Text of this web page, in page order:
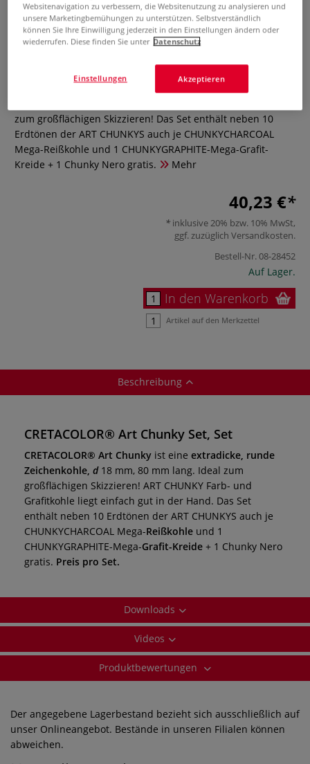
CRETACOLOR® Art Chunky Set
0 Bewertungen
zum großflächigen Skizzieren! Das Set enthält neben 10
Erdtönen der ART CHUNKYS auch je CHUNKYCHARCOAL
Mega-Reißkohle und 1 CHUNKYGRAPHITE-Mega-Grafit-
Kreide + 1 Chunky Nero gratis.
Mehr
40,23 €
inklusive 20% bzw. 10% MwSt,
ggf. zuzüglich Versandkosten.
Bestell-Nr.08-28452
Auf Lager.
In den Warenkorb
Artikel auf den Merkzettel
Beschreibung
CRETACOLOR® Art Chunky Set, Set
CRETACOLOR® Art Chunky ist eine extradicke, runde
Zeichenkohle, d 18 mm, 80 mm lang. Ideal zum
großflächigen Skizzieren! ART CHUNKY Farb- und
Grafitkohle liegt einfach gut in der Hand. Das Set
enthält neben 10 Erdtönen der ART CHUNKYS auch je
CHUNKYCHARCOAL Mega-Reißkohle und 1
CHUNKYGRAPHITE-Mega-Grafit-Kreide + 1 Chunky Nero
gratis. Preis pro Set.
Downloads
Videos
Produktbewertungen
Der angegebene Lagerbestand bezieht sich ausschließlich auf
unser Onlineangebot. Bestände in unseren Filialen können
abweichen.
Websitenavigation zu verbessern, die Websitenutzung zu analysieren und
unsere Marketingbemühungen zu unterstützen. Selbstverständlich
können Sie Ihre Einwilligung jederzeit in den Einstellungen ändern oder
wiederrufen. Diese finden Sie unter Datenschutz
Akzeptieren
Einstellungen